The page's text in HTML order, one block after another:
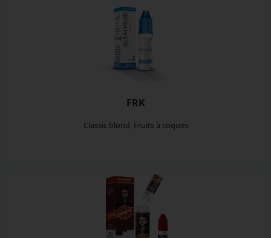
FRK
Classic blond, Fruits à coques